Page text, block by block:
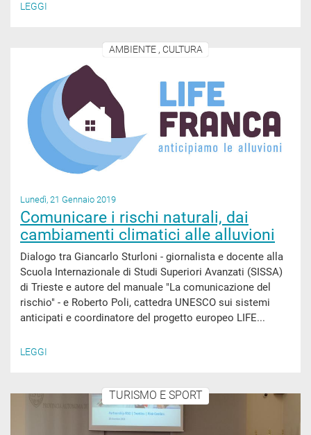
LEGGI
AMBIENTE , CULTURA
Lunedì, 21 Gennaio 2019
Comunicare i rischi naturali, dai
cambiamenti climatici alle alluvioni
Dialogo tra Giancarlo Sturloni - giornalista e docente alla
Scuola Internazionale di Studi Superiori Avanzati (SISSA)
di Trieste e autore del manuale "La comunicazione del
rischio" - e Roberto Poli, cattedra UNESCO sui sistemi
anticipati e coordinatore del progetto europeo LIFE...
LEGGI
TURISMO E SPORT